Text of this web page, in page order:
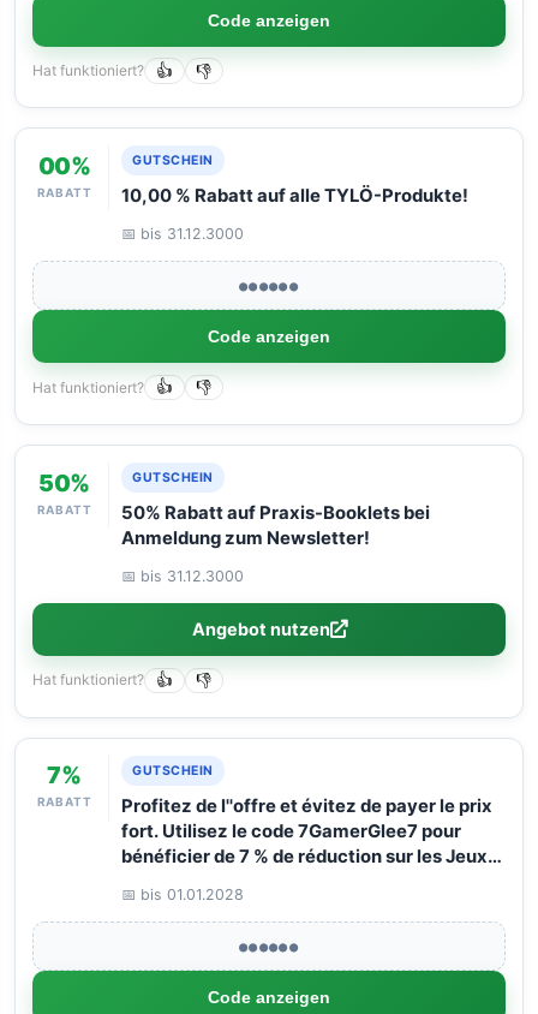
Code anzeigen
Hat funktioniert? 👍 👎
00%
RABATT
GUTSCHEIN
10,00 % Rabatt auf alle TYLÖ-Produkte!
📅 bis 31.12.3000
●●●●●●
Code anzeigen
Hat funktioniert? 👍 👎
50%
RABATT
GUTSCHEIN
50% Rabatt auf Praxis-Booklets bei
Anmeldung zum Newsletter!
📅 bis 31.12.3000
Angebot nutzen
Hat funktioniert? 👍 👎
7%
RABATT
GUTSCHEIN
Profitez de l''offre et évitez de payer le prix
fort. Utilisez le code 7GamerGlee7 pour
bénéficier de 7 % de réduction sur les Jeux,
magie, pour un montant maximum de panier
📅 bis 01.01.2028
●●●●●●
Code anzeigen